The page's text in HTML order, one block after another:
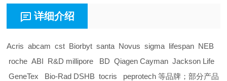
详细介绍
Acris abcam cst Biorbyt santa Novus sigma lifespan NEB
roche ABI R&D millipore BD Qiagen Cayman Jackson Life
GeneTex Bio-Rad DSHB tocris peprotech 等品牌；部分产品